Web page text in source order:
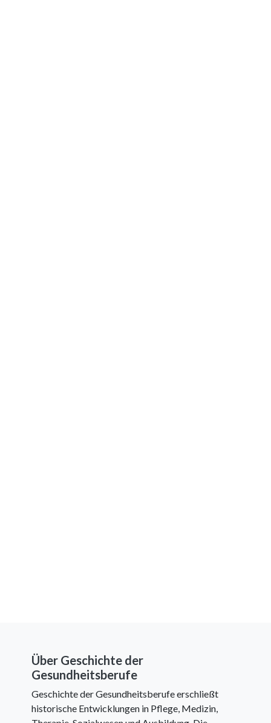
Über Geschichte der
Gesundheitsberufe
Geschichte der Gesundheitsberufe erschließt
historische Entwicklungen in Pflege, Medizin,